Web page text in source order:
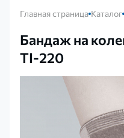
Главная страница Каталог
Бандаж на
TI-220